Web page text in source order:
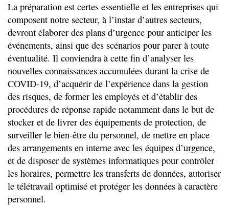
La préparation est certes essentielle et les entreprises qui
composent notre secteur, à l’instar d’autres secteurs,
devront élaborer des plans d’urgence pour anticiper les
événements, ainsi que des scénarios pour parer à toute
éventualité. Il conviendra à cette fin d’analyser les
nouvelles connaissances accumulées durant la crise de
COVID-19, d’acquérir de l’expérience dans la gestion
des risques, de former les employés et d’établir des
procédures de réponse rapide notamment dans le but de
stocker et de livrer des équipements de protection, de
surveiller le bien-être du personnel, de mettre en place
des arrangements en interne avec les équipes d’urgence,
et de disposer de systèmes informatiques pour contrôler
les horaires, permettre les transferts de données, autoriser
le télétravail optimisé et protéger les données à caractère
personnel.